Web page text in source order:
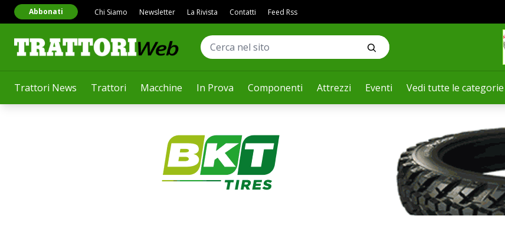
Trattori News Trattori Macchine In Prova Componenti Attrezzi Eventi Vedi tutte le categorie
Abbonati Chi Siamo Newsletter La Rivista Contatti Feed Rss